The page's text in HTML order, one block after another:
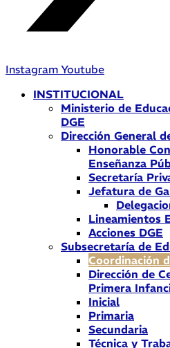
Instagram Youtube
INSTITUCIONAL
Ministerio de
DGE
Dirección General
Honorable
Enseñanza
Secretaría
Jefatura de
Lineamientos
Acciones DGE
Subsecretaría de
Coordinación
Dirección de
Primera
Inicial
Primaria
Secundaria
Técnica y